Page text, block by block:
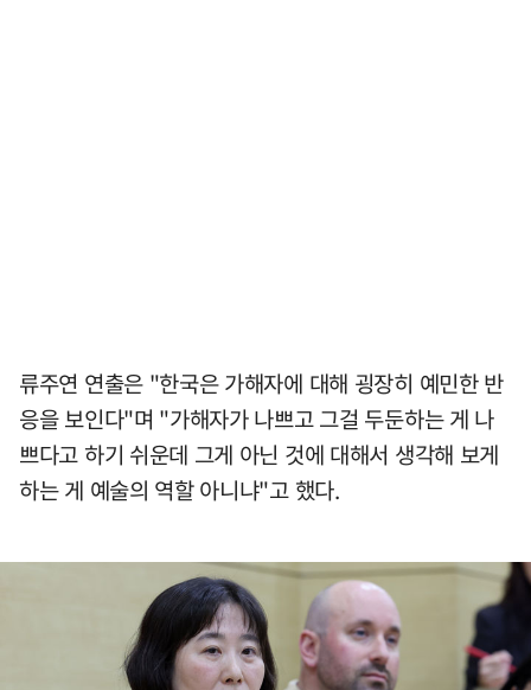
류주연 연출은 "한국은 가해자에 대해 굉장히 예민한 반
응을 보인다"며 "가해자가 나쁘고 그걸 두둔하는 게 나
쁘다고 하기 쉬운데 그게 아닌 것에 대해서 생각해 보게
하는 게 예술의 역할 아니냐"고 했다.